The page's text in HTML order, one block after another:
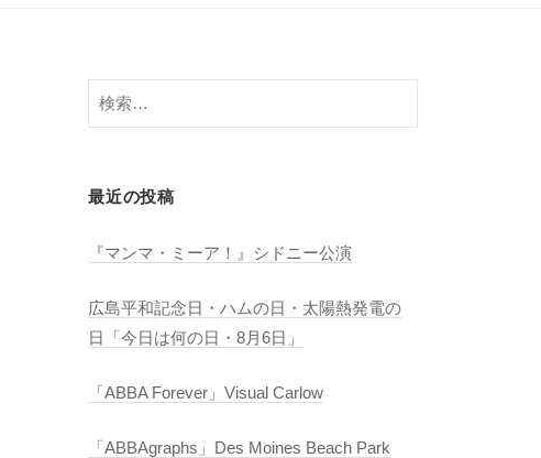
検
索:
最近の投稿
『マンマ・ミーア！』シドニー公演
広島平和記念日・ハムの日・太陽熱発電の
日「今日は何の日・8月6日」
「ABBA Forever」Visual Carlow
「ABBAgraphs」Des Moines Beach Park